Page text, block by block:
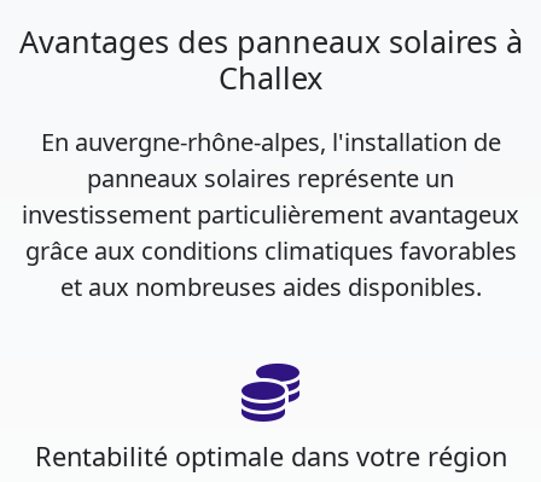
Avantages des panneaux solaires à
Challex
En auvergne-rhône-alpes, l'installation de
panneaux solaires représente un
investissement particulièrement avantageux
grâce aux conditions climatiques favorables
et aux nombreuses aides disponibles.
Rentabilité optimale dans votre région